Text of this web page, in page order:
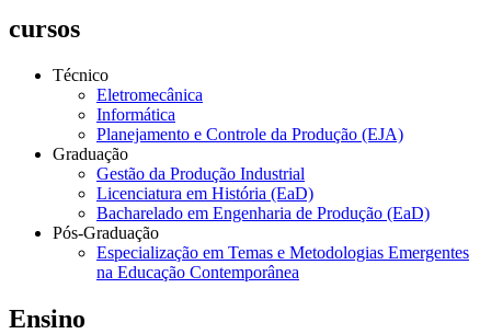
cursos
Técnico
Eletromecânica
Informática
Planejamento e Controle da Produção (EJA)
Graduação
Gestão da Produção Industrial
Licenciatura em História (EaD)
Bacharelado em Engenharia de Produção (EaD)
Pós-Graduação
Especialização em Temas e Metodologias Emergentes
na Educação Contemporânea
Ensino